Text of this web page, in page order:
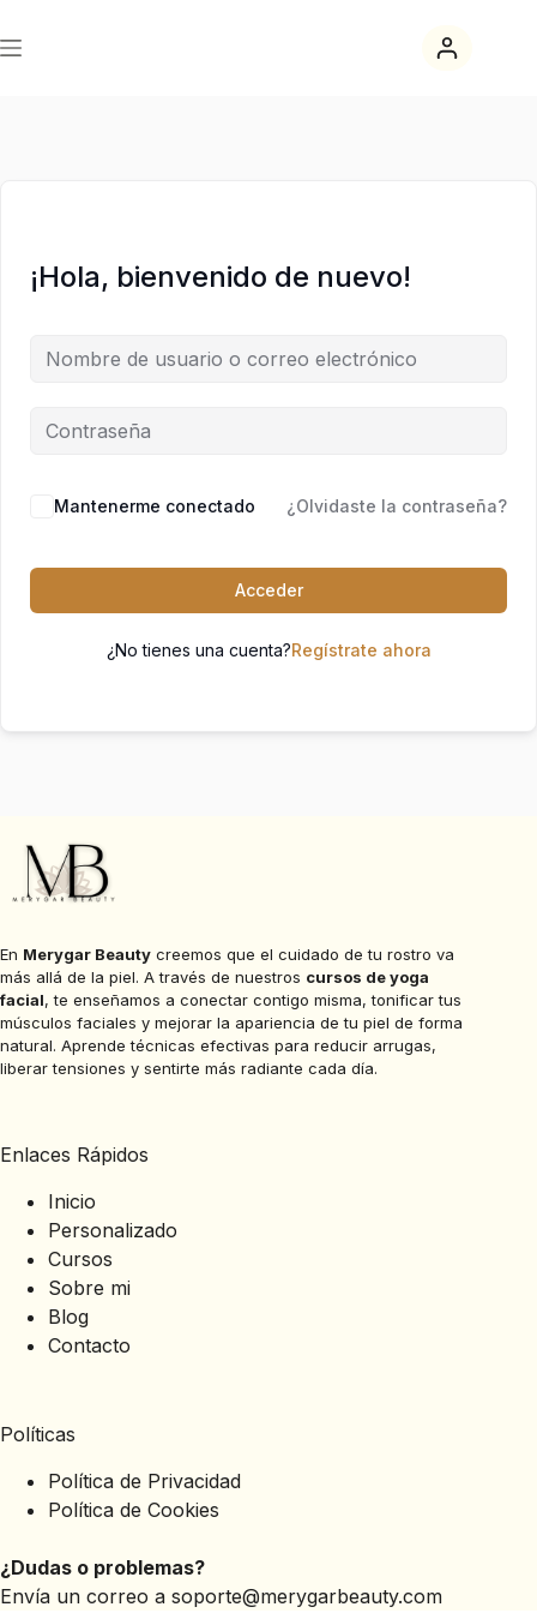
al
al
¡Hola, bienvenido de nuevo!
Mantenerme conectado ¿Olvidaste la contraseña?
Acceder
¿No tienes una cuenta?Regístrate ahora
En Merygar Beauty creemos que el cuidado de tu rostro va
más allá de la piel. A través de nuestros cursos de yoga
facial, te enseñamos a conectar contigo misma, tonificar tus
músculos faciales y mejorar la apariencia de tu piel de forma
natural. Aprende técnicas efectivas para reducir arrugas,
liberar tensiones y sentirte más radiante cada día.
Enlaces Rápidos
Inicio
Personalizado
Cursos
Sobre mi
Blog
Contacto
Políticas
Política de Privacidad
Política de Cookies
¿Dudas o problemas?
Envía un correo a soporte@merygarbeauty.com